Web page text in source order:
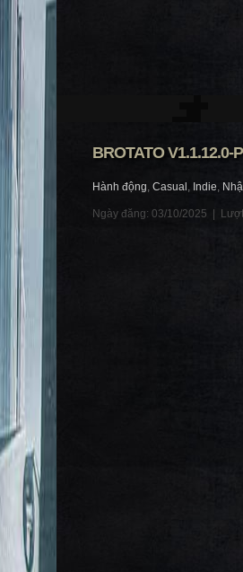
BROTATO V1.1.12.0-
Hành động, Casual , Indie,
Ngày đăng: 03/10/2025 |